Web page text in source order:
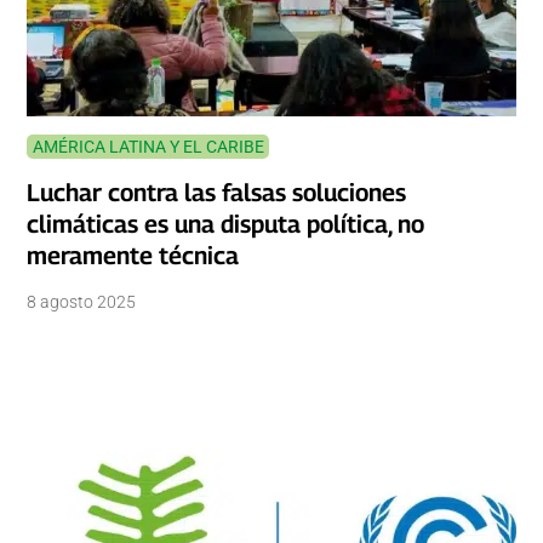
AMÉRICA LATINA Y EL CARIBE
Luchar contra las falsas soluciones
climáticas es una disputa política, no
meramente técnica
8 agosto 2025